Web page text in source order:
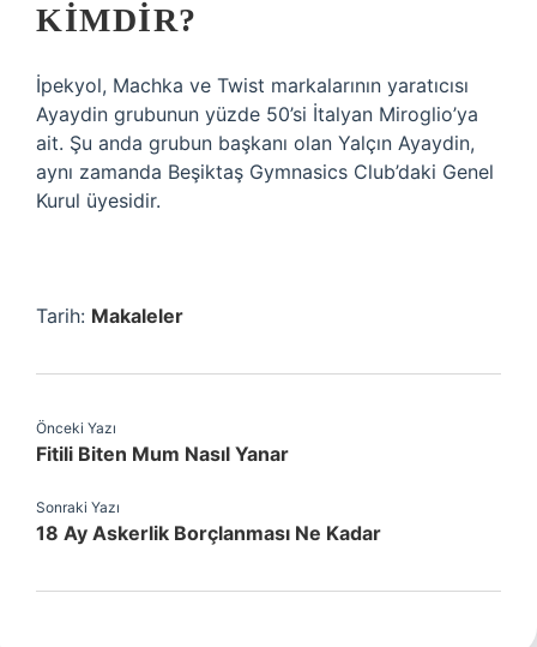
KIMDIR?
İpekyol, Machka ve Twist markalarının yaratıcısı
Ayaydin grubunun yüzde 50’si İtalyan Miroglio’ya
ait. Şu anda grubun başkanı olan Yalçın Ayaydin,
aynı zamanda Beşiktaş Gymnasics Club’daki Genel
Kurul üyesidir.
Tarih: Makaleler
Önceki Yazı
Fitili Biten Mum Nasıl Yanar
Sonraki Yazı
18 Ay Askerlik Borçlanması Ne Kadar